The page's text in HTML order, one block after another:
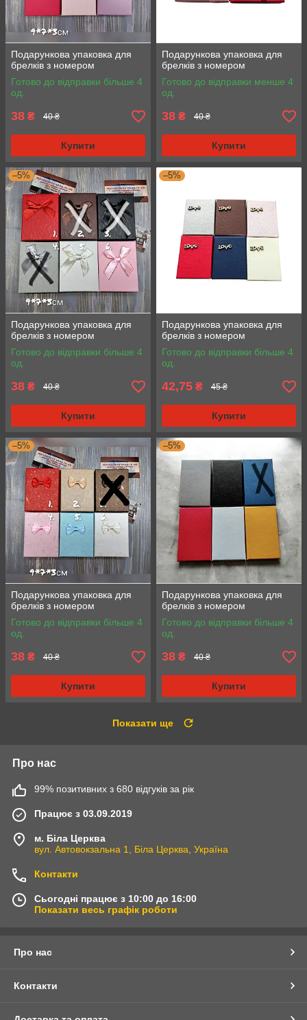
Подарункова упаковка для
брелків з номером
Готово до відправки більше 4
од.
38 ₴ 40 ₴
Купити
Подарункова упаковка для
брелків з номером
Готово до відправки менше 4
од.
38 ₴ 40 ₴
Купити
–5%
Подарункова упаковка для
брелків з номером
Готово до відправки більше 4
од.
38 ₴ 40 ₴
Купити
–5%
Подарункова упаковка для
брелків з номером
Готово до відправки більше 4
од.
42,75 ₴ 45 ₴
Купити
–5%
Подарункова упаковка для
брелків з номером
Готово до відправки більше 4
од.
38 ₴ 40 ₴
Купити
–5%
Подарункова упаковка для
брелків з номером
Готово до відправки більше 4
од.
38 ₴ 40 ₴
Купити
Показати ще
Про нас
99% позитивних з 680 відгуків за рік
Працює з 03.09.2019
м. Біла Церква
вул. Автовокзальна 1, Біла Церква, Україна
Контакти
Сьогодні працює з 10:00 до 16:00
Показати весь графік роботи
Про нас
Контакти